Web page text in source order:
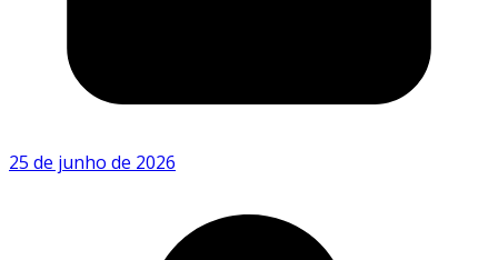
25 de junho de 2026